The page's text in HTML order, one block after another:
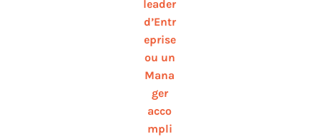
leader
d’Entr
eprise
ou un
Mana
ger
acco
mpli